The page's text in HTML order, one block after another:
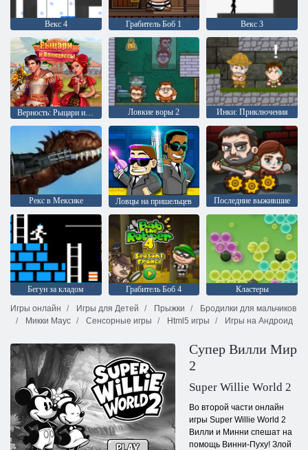
Векс 4 Грабитель Боб 1 Векс 3
Верность: Рыцари и Принцессы Ловкие воры 2 Инки: Приключения
Рекс в Мексике Ловцы на пришельцев Последние выжившие
Бегун за кладом Грабитель Боб 4
Кластеры
Игры онлайн
Игры для Детей Прыжки
Бродилки для мальчиков
Микки Маус
Сенсорные игры Html5 игры Игры на Андроид
Супер Вилли Мир
2
Super Willie World 2
Во второй части онлайн
игры Super Willie World 2
Вилли и Минни спешат на
помощь Винни-Пуху! Злой